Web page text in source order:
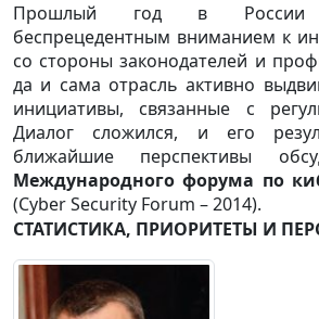
Прошлый год в России
беспрецедентным вниманием к
со стороны законодателей и
да и сама отрасль активно
инициативы, связанные с
Диалог сложился, и его
ближайшие перспективы
Международного форума по
(Cyber Security Forum – 2014).
СТАТИСТИКА, ПРИОРИТЕТЫ И